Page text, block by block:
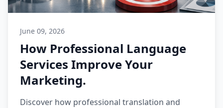
June 09, 2026
How Professional Language
Services Improve Your
Marketing.
Discover how professional translation and